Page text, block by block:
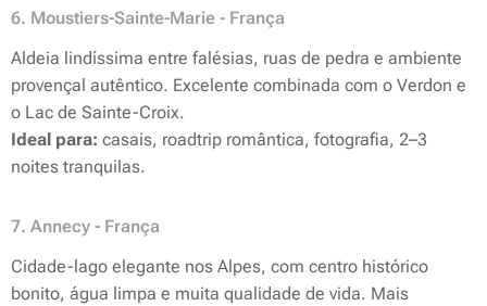
6. Moustiers-Sainte-Marie - França
Aldeia lindíssima entre falésias, ruas de pedra e ambiente
provençal autêntico. Excelente combinada com o Verdon e
o Lac de Sainte-Croix.
Ideal para: casais, roadtrip romântica, fotografia, 2–3
noites tranquilas.
7. Annecy - França
Cidade-lago elegante nos Alpes, com centro histórico
bonito, água limpa e muita qualidade de vida. Mais